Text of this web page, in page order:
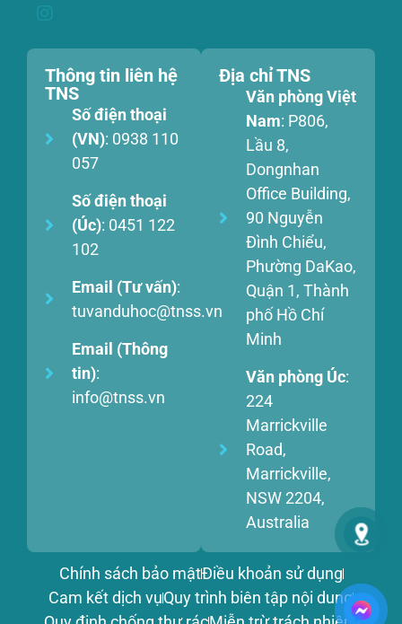
Thông tin liên hệ
TNS
Số điện thoại
(VN): 0938 110
057
Số điện thoại
(Úc): 0451 122
102
Email (Tư vấn):
tuvanduhoc@tnss.vn
Email (Thông
tin):
info@tnss.vn
Địa chỉ TNS
Văn phòng Việt
Nam: P806,
Lầu 8,
Dongnhan
Office Building,
90 Nguyễn
Đình Chiểu,
Phường DaKao,
Quận 1, Thành
phố Hồ Chí
Minh
Văn phòng Úc:
224
Marrickville
Road,
Marrickville,
NSW 2204,
Australia
Chính sách bảo mậtĐiều khoản sử dụng
Cam kết dịch vụQuy trình biên tập nội dung